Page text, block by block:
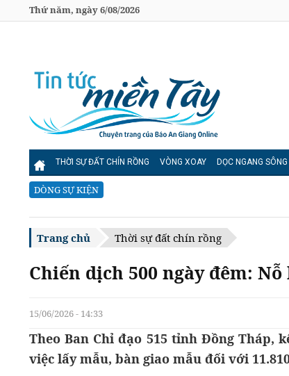
Thứ năm, ngày 6/08/2026
THỜI SỰ ĐẤT CHÍN RỒNG VÒNG XOAY DỌC NGANG
DÒNG SỰ KIỆN
Trang chủ Thời sự đất chín rồng
Chiến dịch 500 ngày đêm:
15/06/2026 - 14:33
Theo Ban Chỉ đạo 515 tỉnh Đồng Tháp,
việc lấy mẫu, bàn giao mẫu đối với